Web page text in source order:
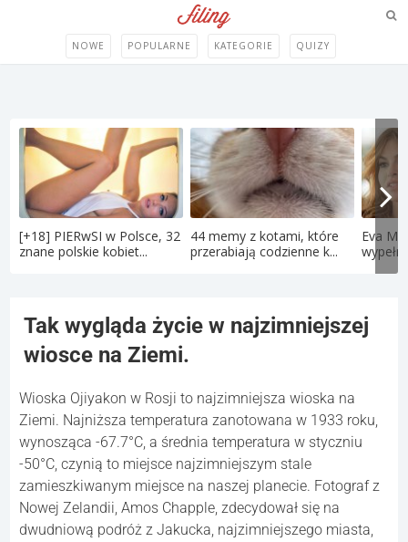
NOWE POPULARNE KATEGORIE QUIZY
[+18] PIERwSI w Polsce, 32
znane polskie kobiet...
44 memy z kotami, które
przerabiają codzienne k...
Eva
Tak wygląda życie w najzimniejszej
wiosce na Ziemi.
Wioska Ojiyakon w Rosji to najzimniejsza wioska na
Ziemi. Najniższa temperatura zanotowana w 1933 roku,
wynosząca -67.7°C, a średnia temperatura w styczniu
-50°C, czynią to miejsce najzimniejszym stale
zamieszkiwanym miejsce na naszej planecie. Fotograf z
Nowej Zelandii, Amos Chapple, zdecydował się na
dwudniową podróż z Jakucka, najzimniejszego miasta,